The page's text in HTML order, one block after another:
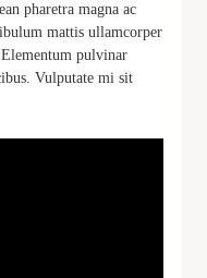
pharetra magna ac
mattis ullamcorper
pulvinar
Vulputate mi sit